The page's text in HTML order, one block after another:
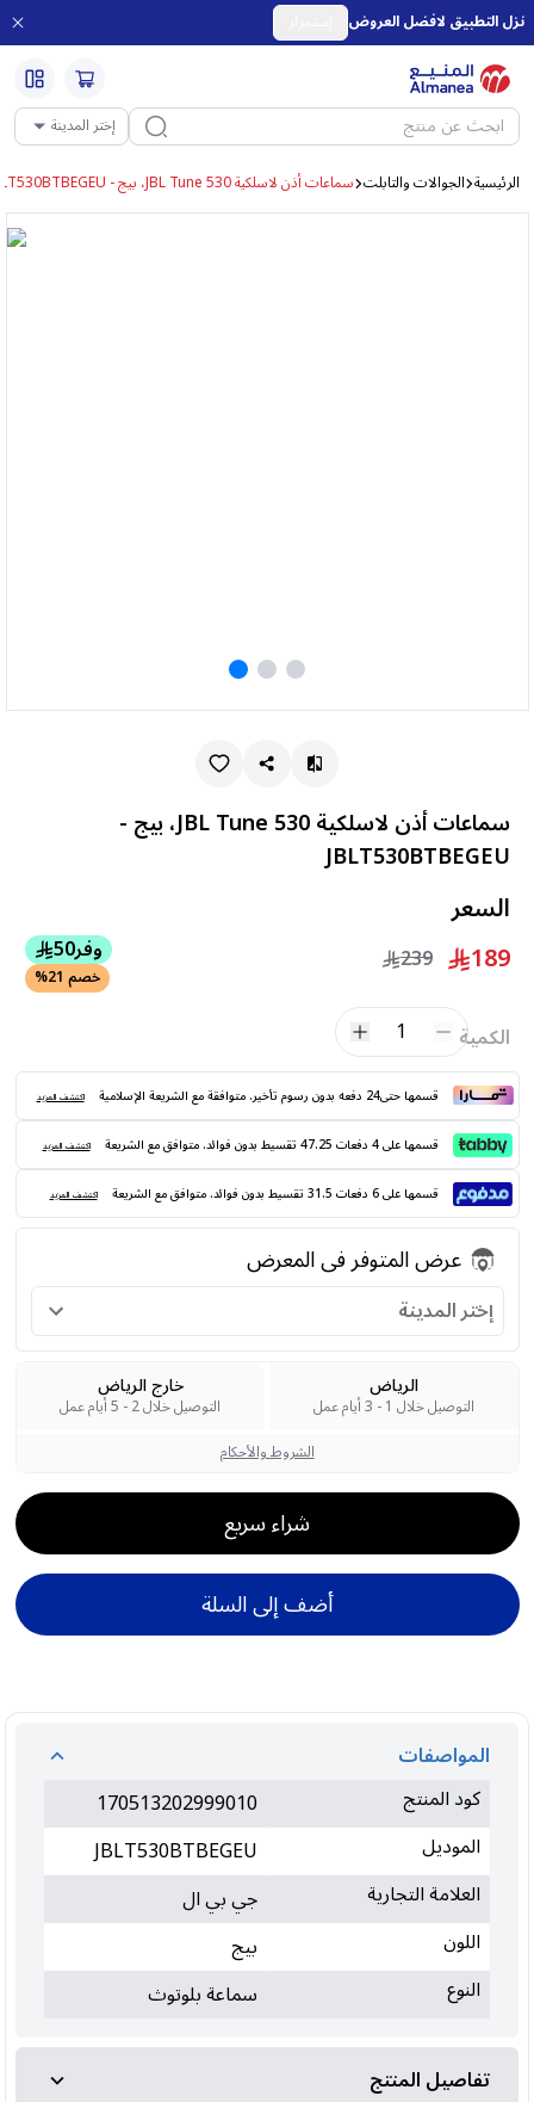
نزل التطبيق لافضل العروض
إختر المدينة
الرئيسية الجوالات والتابلت سماعات أذن لاسلكية JBL Tune 530، بيج - JBLT530BTBEGEU
سماعات أذن لاسلكية JBL Tune 530، بيج -
JBLT530BTBEGEU
السعر
189
239 وفر50
خصم 21%
الكمية 1
قسمها حتى24 دفعه بدون رسوم تأخير. متوافقة مع الشريعة الإسلامية اكتشف المزيد
قسمها على 4 دفعات 47.25 تقسيط بدون فوائد. متوافق مع الشريعة اكتشف المزيد
قسمها على 6 دفعات 31.5 تقسيط بدون فوائد. متوافق مع الشريعة اكتشف المزيد
عرض المتوفر فى المعرض
إختر المدينة
الرياض
التوصيل خلال 1 - 3 أيام عمل
خارج الرياض
التوصيل خلال 2 - 5 أيام عمل
الشروط والأحكام
شراء سريع
أضف إلى السلة
المواصفات
كود المنتج
170513202999010
الموديل
JBLT530BTBEGEU
العلامة التجارية
جي بي ال
اللون
بيج
النوع
سماعة بلوتوث
تفاصيل المنتج